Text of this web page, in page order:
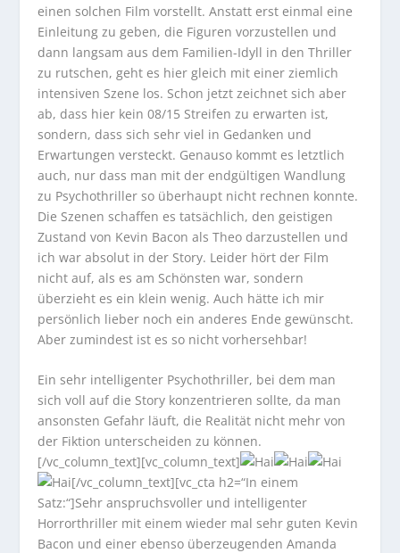
einen solchen Film vorstellt. Anstatt erst einmal eine
Einleitung zu geben, die Figuren vorzustellen und
dann langsam aus dem Familien-Idyll in den Thriller
zu rutschen, geht es hier gleich mit einer ziemlich
intensiven Szene los. Schon jetzt zeichnet sich aber
ab, dass hier kein 08/15 Streifen zu erwarten ist,
sondern, dass sich sehr viel in Gedanken und
Erwartungen versteckt. Genauso kommt es letztlich
auch, nur dass man mit der endgültigen Wandlung
zu Psychothriller so überhaupt nicht rechnen konnte.
Die Szenen schaffen es tatsächlich, den geistigen
Zustand von Kevin Bacon als Theo darzustellen und
ich war absolut in der Story. Leider hört der Film
nicht auf, als es am Schönsten war, sondern
überzieht es ein klein wenig. Auch hätte ich mir
persönlich lieber noch ein anderes Ende gewünscht.
Aber zumindest ist es so nicht vorhersehbar!
Ein sehr intelligenter Psychothriller, bei dem man
sich voll auf die Story konzentrieren sollte, da man
ansonsten Gefahr läuft, die Realität nicht mehr von
der Fiktion unterscheiden zu können.
[/vc_column_text][vc_column_text]
[/vc_column_text][vc_cta h2=“In einem
Satz:“]Sehr anspruchsvoller und intelligenter
Horrorthriller mit einem wieder mal sehr guten Kevin
Bacon und einer ebenso überzeugenden Amanda